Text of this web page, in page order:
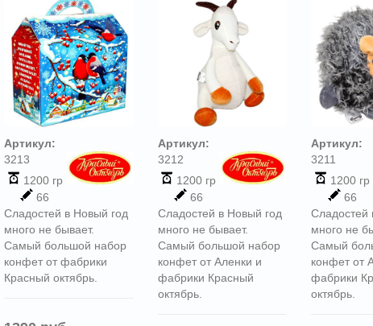
Артикул:
3213
1200 гр
66
Сладостей в Новый год
много не бывает.
Самый большой набор
конфет от фабрики
Красный октябрь.
Артикул:
3212
1200 гр
66
Сладостей в Новый год
много не бывает.
Самый большой набор
конфет от Аленки и
фабрики Красный
октябрь.
Артикул:
3211
1200 гр
66
Сладостей
много не
Самый
конфет от
фабрики
октябрь.